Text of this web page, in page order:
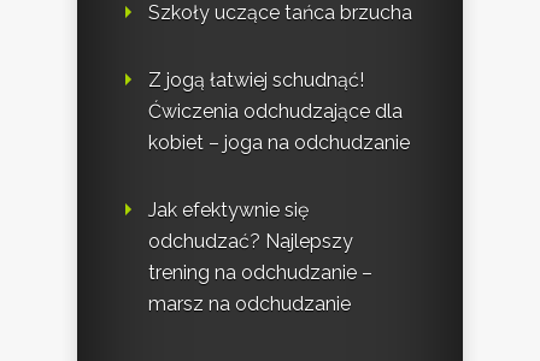
Szkoły uczące tańca brzucha
Z jogą łatwiej schudnąć!
Ćwiczenia odchudzające dla
kobiet – joga na odchudzanie
Jak efektywnie się
odchudzać? Najlepszy
trening na odchudzanie –
marsz na odchudzanie